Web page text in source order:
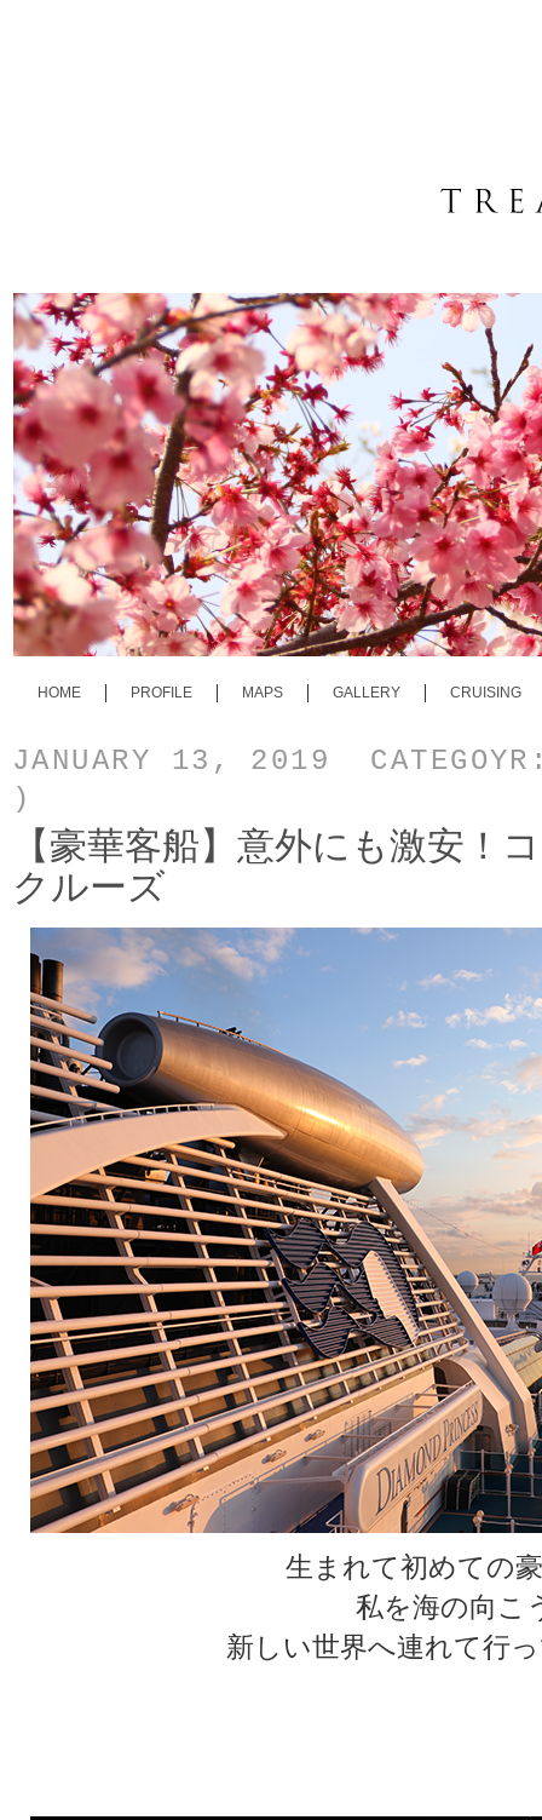
HOME PROFILE MAPS GALLERY CRUISING
JANUARY 13, 2019
)
【豪華客船】意外にも激安！
クルーズ
生まれて初めての
私を海の向こ
新しい世界へ連れて行